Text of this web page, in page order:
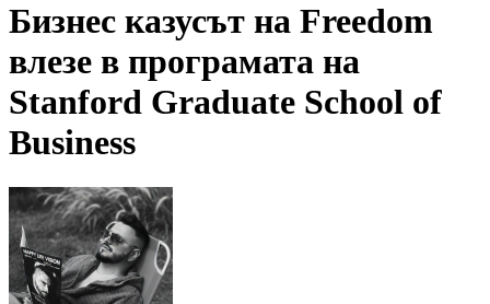
Бизнес казусът на Freedom
влезе в програмата на
Stanford Graduate School of
Business